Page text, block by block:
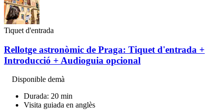
Tiquet d'entrada
Rellotge astronòmic de Praga: Tiquet d'entrada +
Introducció + Audioguia opcional
Disponible demà
Durada: 20 min
Visita guiada en anglès